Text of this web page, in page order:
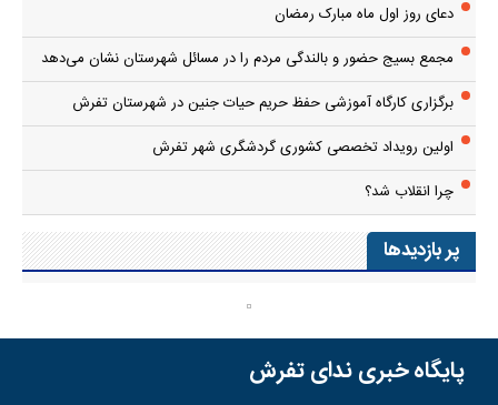
دعای روز اول ماه مبارک رمضان
مجمع بسیج حضور و بالندگی مردم را در مسائل شهرستان نشان می‌دهد
برگزاری کارگاه آموزشی حفظ حریم حیات جنین در شهرستان تفرش
اولین رویداد تخصصی کشوری گردشگری شهر تفرش
چرا انقلاب شد؟
پر بازدیدها
پایگاه خبری ندای تفرش